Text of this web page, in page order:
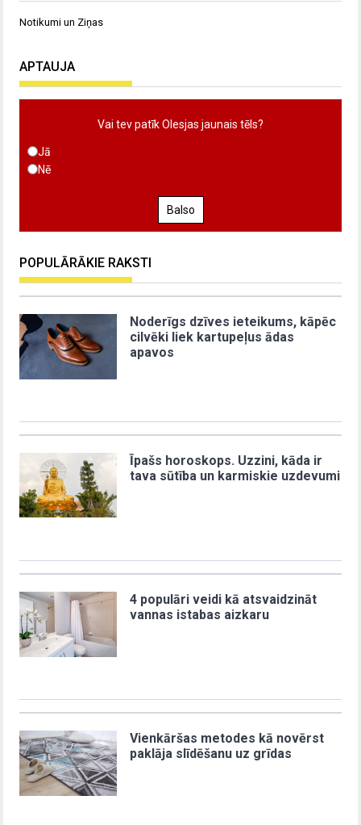
Notikumi un Ziņas
APTAUJA
Vai tev patīk Olesjas jaunais tēls?
Jā
Nē
Balso
POPULĀRĀKIE RAKSTI
Noderīgs dzīves ieteikums, kāpēc
cilvēki liek kartupeļus ādas
apavos
Īpašs horoskops. Uzzini, kāda ir
tava sūtība un karmiskie uzdevumi
4 populāri veidi kā atsvaidzināt
vannas istabas aizkaru
Vienkāršas metodes kā novērst
paklāja slīdēšanu uz grīdas